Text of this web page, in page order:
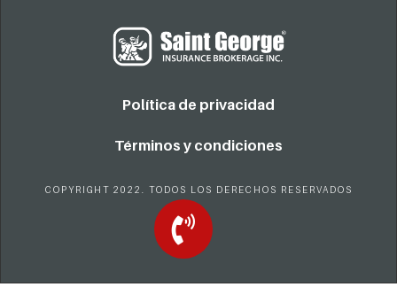
Política de privacidad
Términos y condiciones
COPYRIGHT 2022. TODOS LOS DERECHOS RESERVADOS